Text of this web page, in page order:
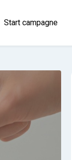
Start campagne